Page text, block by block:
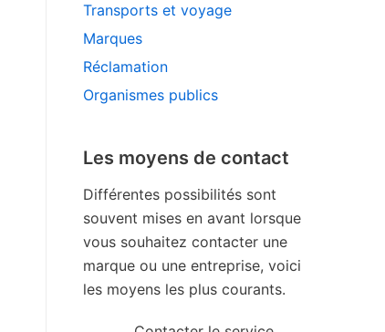
Transports et voyage
Marques
Réclamation
Organismes publics
Les moyens de contact
Différentes possibilités sont
souvent mises en avant lorsque
vous souhaitez contacter une
marque ou une entreprise, voici
les moyens les plus courants.